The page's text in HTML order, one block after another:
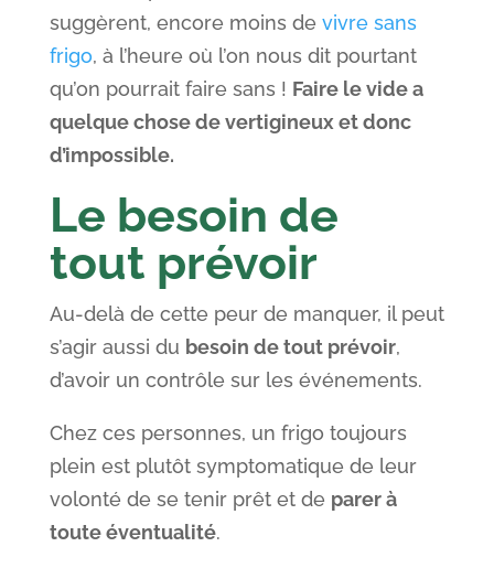
suggèrent, encore moins de vivre sans
frigo, à l’heure où l’on nous dit pourtant
qu’on pourrait faire sans ! Faire le vide a
quelque chose de vertigineux et donc
d’impossible.
Le besoin de
tout prévoir
Au-delà de cette peur de manquer, il peut
s’agir aussi du besoin de tout prévoir,
d’avoir un contrôle sur les événements.
Chez ces personnes, un frigo toujours
plein est plutôt symptomatique de leur
volonté de se tenir prêt et de parer à
toute éventualité.